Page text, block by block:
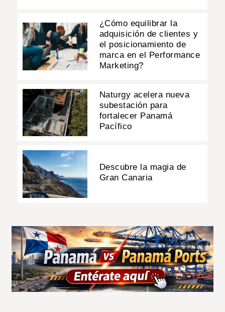
¿Cómo equilibrar la
adquisición de clientes y
el posicionamiento de
marca en el Performance
Marketing?
Naturgy acelera nueva
subestación para
fortalecer Panamá
Pacífico
Descubre la magia de
Gran Canaria